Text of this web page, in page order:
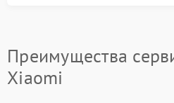
Преимущества
Xiaomi